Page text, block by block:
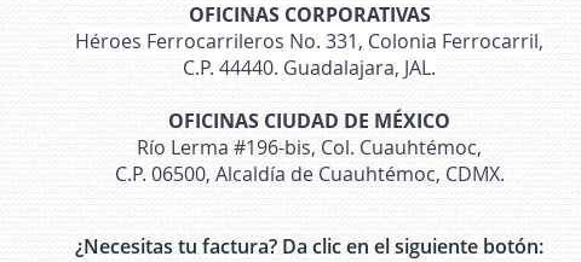
OFICINAS CORPORATIVAS
Héroes Ferrocarrileros No. 331, Colonia Ferrocarril,
C.P. 44440. Guadalajara, JAL.
OFICINAS CIUDAD DE MÉXICO
Río Lerma #196-bis, Col. Cuauhtémoc,
C.P. 06500, Alcaldía de Cuauhtémoc, CDMX.
¿Necesitas tu factura? Da clic en el siguiente botón: